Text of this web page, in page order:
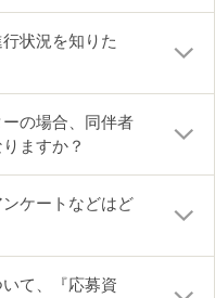
状況を知りた
の場合、同伴者
ますか？
ケートなどはど
て、『応募資